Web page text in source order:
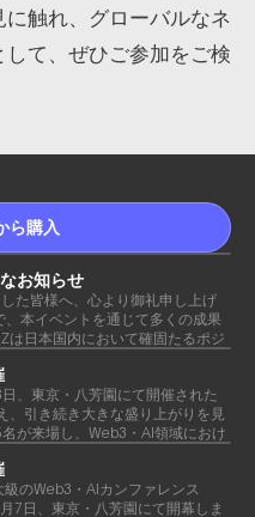
触れ、グローバルなネ
て、ぜひご参加をご検
ら購入
お知らせ
た皆様へ、心より御礼申し上げ
本イベントを通じて多くの成果
は日本国内において確固たるポジ
ベントへと成長したことをご報
、東京・八芳園にて開催された
、引き続き大きな盛り上がりを見
が来場し、Web3・AI領域におけ
その存在感を強く示す結果とな
のWeb3・AIカンファレンス
7日、東京・八芳園にて開幕しま